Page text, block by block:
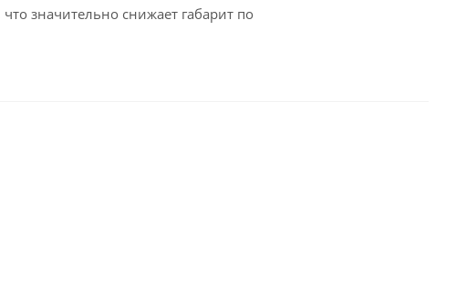
значительно снижает габарит по